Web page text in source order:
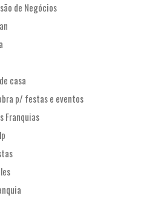
de Negócios
casa
p/ festas e eventos
Franquias